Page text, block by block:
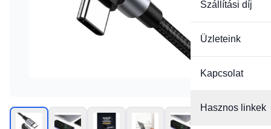
Szállítási díj
Üzleteink
Kapcsolat
Hasznos linkek